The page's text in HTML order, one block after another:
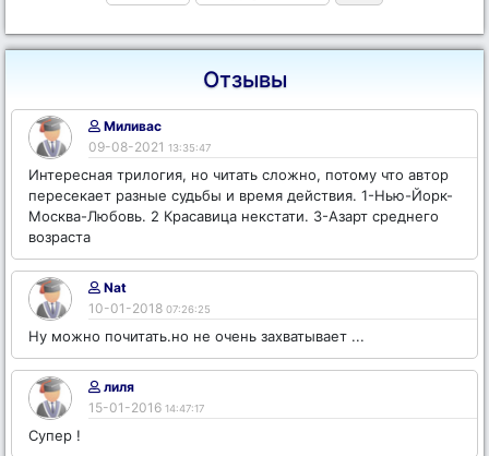
Отзывы
Миливас
09-08-2021 13:35:47
Интересная трилогия, но читать сложно, потому что автор
пересекает разные судьбы и время действия. 1-Нью-Йорк-
Москва-Любовь. 2 Красавица некстати. 3-Азарт среднего
возраста
Nat
10-01-2018 07:26:25
Ну можно почитать.но не очень захватывает ...
лиля
15-01-2016 14:47:17
Супер !